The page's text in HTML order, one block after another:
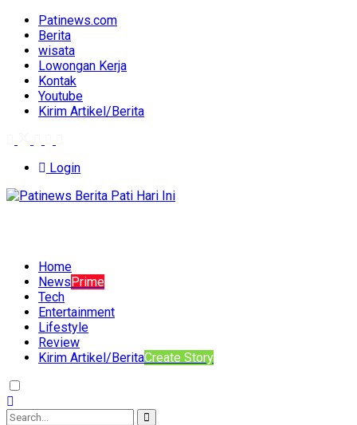
Patinews.com
Berita
wisata
Lowongan Kerja
Kontak
Youtube
Kirim Artikel/Berita
Login
Home
NewsPrime
Tech
Entertainment
Lifestyle
Review
Kirim Artikel/BeritaCreate Story